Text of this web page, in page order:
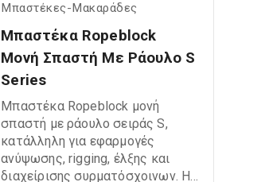
Μπαστέκες-Μακαράδες
Μπαστέκα Ropeblock
Μονή Σπαστή Με Ράουλο S
Series
Μπαστέκα Ropeblock μονή
σπαστή με ράουλο σειράς S,
κατάλληλη για εφαρμογές
ανύψωσης, rigging, έλξης και
διαχείρισης συρματόσχοινων. Η